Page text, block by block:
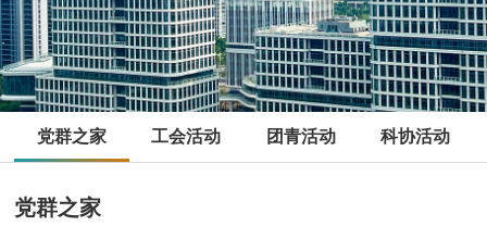
党群之家 工会活动 团青活动 科协活动
党群之家